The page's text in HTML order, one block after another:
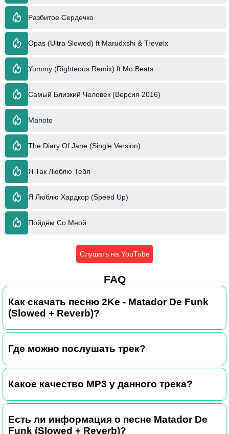
Разбитое Сердечко
Opas (Ultra Slowed) ft Marudxshi & Trevølx
Yummy (Righteous Remix) ft Mo Beats
Самый Близкий Человек (Версия 2016)
Manoto
The Diary Of Jane (Single Version)
Я Так Люблю Тебя
Я Люблю Хардкор (Speed Up)
Пойдём Со Мной
Слушать на YouTube
FAQ
Как скачать песню 2Ke - Matador De Funk
(Slowed + Reverb)?
Где можно послушать трек?
Какое качество MP3 у данного трека?
Есть ли информация о песне Matador De
Funk (Slowed + Reverb)?